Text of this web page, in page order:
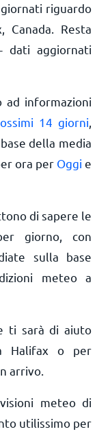
riguardo
Canada. Resta
dati aggiornati
ad informazioni
14 giorni
della media
ora per Oggi e
di sapere le
giorno, con
sulla base
meteo a
ti sarà di aiuto
Halifax o per
arrivo.
meteo di
utilissimo per